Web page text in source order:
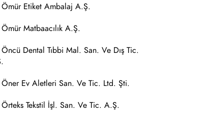
Ömür Etiket Ambalaj A.Ş.
Ömür Matbaacılık A.Ş.
Öncü Dental Tıbbi Mal. San. Ve Dış Tic.
Öner Ev Aletleri San. Ve Tic. Ltd. Şti.
Örteks Tekstil İşl. San. Ve Tic. A.Ş.